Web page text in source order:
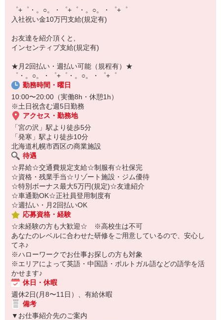
短期・期間限定・オープニング・官公庁案件
上場/優良/大手企業など
【スマホ面接実施中】
￣￣￣￣￣￣￣￣￣
自宅に居ながらスマホでカンタン面接OK！
オンライン面談なのでスピード対応。
即日登録もOK♪
気になった方はお気軽にご相談ください！
゜+゜・。○。・゜+゜・。○。・゜+゜
入社祝い金10万円支給(規定有)
お友達を紹介頂くと,
インセンティブ支給(規定有)
★月2回払い・週払い可能（規程有）★
゜・。○。・゜+゜・。○。・゜+゜
勤務時間・曜日
10:00〜20:00（実働8h・休憩1h）
※土日祝含む週5日勤務
アクセス・勤務地
「宮の沢」駅より徒歩5分
「発寒」駅より徒歩10分
北海道札幌市西区の商業施設
待遇
☆昇給☆交通費規定支給☆制服有☆社保完
☆資格・残業手当☆リゾート施設・ジム優待
☆特別ボーナス最大5万円(規定)☆友達紹介
☆車通勤OK☆正社員登用制度有
☆週払い・月2回払いOK
応募資格・経験
☆未経験の方も大歓迎☆ ※高校生は不可
あなたのレベルに合わせた研修をご用意しているので、安心し
てネ♪
※ハローワークでお仕事お探しの方も対象
※エリアによって英語・中国語・ポルトガル語などの語学を活
かせます♪
休日・休暇
週休2日(月8〜11日）、有給休暇
備考
▼お仕事紹介先のご案内